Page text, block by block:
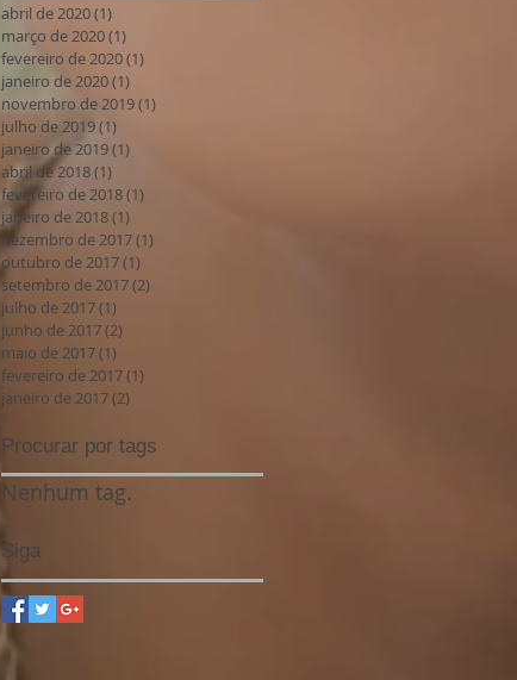
abril de 2020(1)
março de 2020(1)
fevereiro de 2020(1)
janeiro de 2020(1)
novembro de 2019(1)
julho de 2019(1)
janeiro de 2019(1)
abril de 2018(1)
fevereiro de 2018(1)
janeiro de 2018(1)
dezembro de 2017(1)
outubro de 2017(1)
setembro de 2017(2)
julho de 2017(1)
junho de 2017(2)
maio de 2017(1)
fevereiro de 2017(1)
janeiro de 2017(2)
Procurar por tags
Nenhum tag.
Siga